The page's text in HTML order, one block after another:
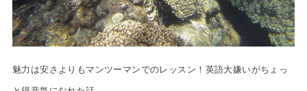
魅力は安さよりもマンツーマンでのレッスン！英語大嫌いがちょっ